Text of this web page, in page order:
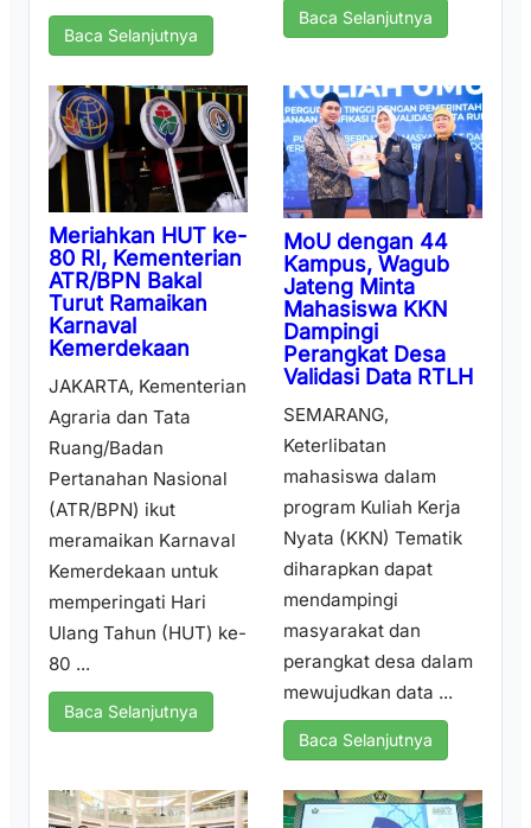
Baca Selanjutnya
Baca Selanjutnya
Meriahkan HUT ke-
80 RI, Kementerian
ATR/BPN Bakal
Turut Ramaikan
Karnaval
Kemerdekaan
JAKARTA, Kementerian
Agraria dan Tata
Ruang/Badan
Pertanahan Nasional
(ATR/BPN) ikut
meramaikan Karnaval
Kemerdekaan untuk
memperingati Hari
Ulang Tahun (HUT) ke-
80 ...
Baca Selanjutnya
MoU dengan 44
Kampus, Wagub
Jateng Minta
Mahasiswa KKN
Dampingi
Perangkat Desa
Validasi Data RTLH
SEMARANG,
Keterlibatan
mahasiswa dalam
program Kuliah Kerja
Nyata (KKN) Tematik
diharapkan dapat
mendampingi
masyarakat dan
perangkat desa dalam
mewujudkan data ...
Baca Selanjutnya